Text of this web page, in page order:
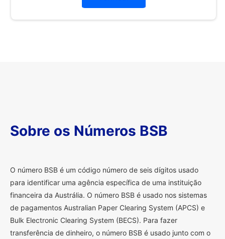
Sobre os Números BSB
O número BSB é um código número de seis dígitos usado
para identificar uma agência específica de uma instituição
financeira da Austrália. O número BSB é usado nos sistemas
de pagamentos Australian Paper Clearing System (APCS) e
Bulk Electronic Clearing System (BECS). Para fazer
transferência de dinheiro, o número BSB é usado junto com o